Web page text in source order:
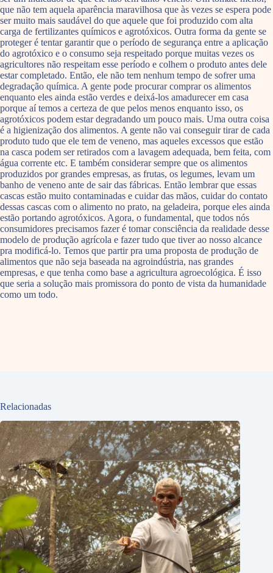
que não tem aquela aparência maravilhosa que às vezes se espera pode
ser muito mais saudável do que aquele que foi produzido com alta
carga de fertilizantes químicos e agrotóxicos. Outra forma da gente se
proteger é tentar garantir que o período de segurança entre a aplicação
do agrotóxico e o consumo seja respeitado porque muitas vezes os
agricultores não respeitam esse período e colhem o produto antes dele
estar completado. Então, ele não tem nenhum tempo de sofrer uma
degradação química. A gente pode procurar comprar os alimentos
enquanto eles ainda estão verdes e deixá-los amadurecer em casa
porque aí temos a certeza de que pelos menos enquanto isso, os
agrotóxicos podem estar degradando um pouco mais. Uma outra coisa
é a higienização dos alimentos. A gente não vai conseguir tirar de cada
produto tudo que ele tem de veneno, mas aqueles excessos que estão
na casca podem ser retirados com a lavagem adequada, bem feita, com
água corrente etc. E também considerar sempre que os alimentos
produzidos por grandes empresas, as frutas, os legumes, levam um
banho de veneno ante de sair das fábricas. Então lembrar que essas
cascas estão muito contaminadas e cuidar das mãos, cuidar do contato
dessas cascas com o alimento no prato, na geladeira, porque eles ainda
estão portando agrotóxicos. Agora, o fundamental, que todos nós
consumidores precisamos fazer é tomar consciência da realidade desse
modelo de produção agrícola e fazer tudo que tiver ao nosso alcance
pra modificá-lo. Temos que partir pra uma proposta de produção de
alimentos que não seja baseada na agroindústria, nas grandes
empresas, e que tenha como base a agricultura agroecológica. É isso
que seria a solução mais promissora do ponto de vista da humanidade
como um todo.
Relacionadas